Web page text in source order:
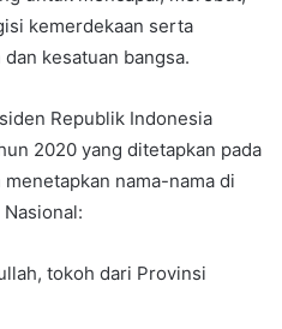
kemerdekaan serta
kesatuan bangsa.
Republik Indonesia
2020 yang ditetapkan pada
nama-nama di
tokoh dari Provinsi